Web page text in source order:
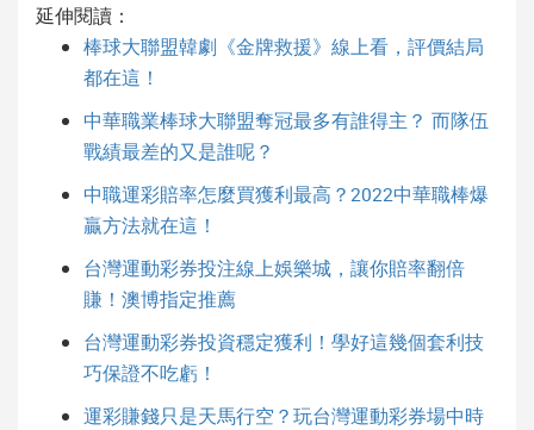
延伸閱讀：
棒球大聯盟韓劇《金牌救援》線上看，評價結局
都在這！
中華職業棒球大聯盟奪冠最多有誰得主？ 而隊伍
戰績最差的又是誰呢？
中職運彩賠率怎麼買獲利最高？2022中華職棒爆
贏方法就在這！
台灣運動彩券投注線上娛樂城，讓你賠率翻倍
賺！澳博指定推薦
台灣運動彩券投資穩定獲利！學好這幾個套利技
巧保證不吃虧！
運彩賺錢只是天馬行空？玩台灣運動彩券場中時